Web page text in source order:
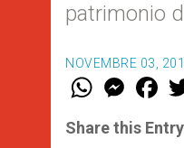
patrimonio
NOVEMBRE 03,
W
t
s
M
e
s
e
F
a
e
b
Share this Entry